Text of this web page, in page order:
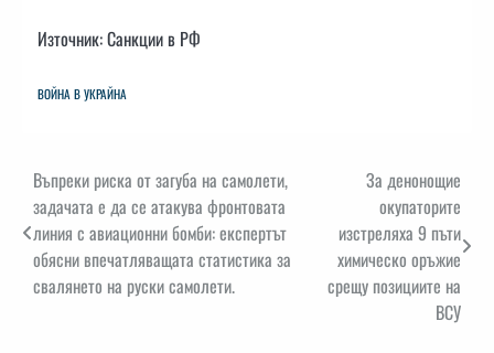
Източник: Санкции в РФ
ВОЙНА В УКРАЙНА
Навигация
Въпреки риска от загуба на самолети,
задачата е да се атакува фронтовата
линия с авиационни бомби: експертът
обясни впечатляващата статистика за
свалянето на руски самолети.
За денонощие
окупаторите
изстреляха 9 пъти
химическо оръжие
срещу позициите на
ВСУ